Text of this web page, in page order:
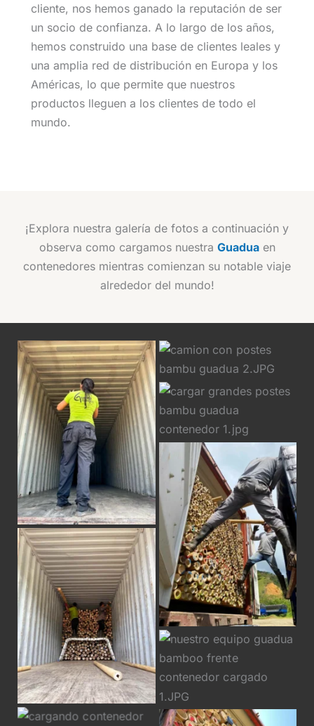
cliente, nos hemos ganado la reputación de ser
un socio de confianza. A lo largo de los años,
hemos construido una base de clientes leales y
una amplia red de distribución en Europa y los
Américas, lo que permite que nuestros
productos lleguen a los clientes de todo el
mundo.
¡Explora nuestra galería de fotos a continuación y
observa como cargamos nuestra Guaduaen
contenedores mientras comienzan su notable viaje
alrededor del mundo!